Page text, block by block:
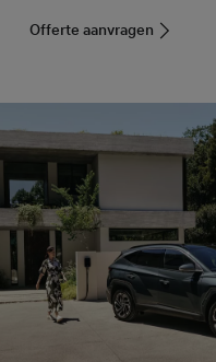
Offerte aanvragen